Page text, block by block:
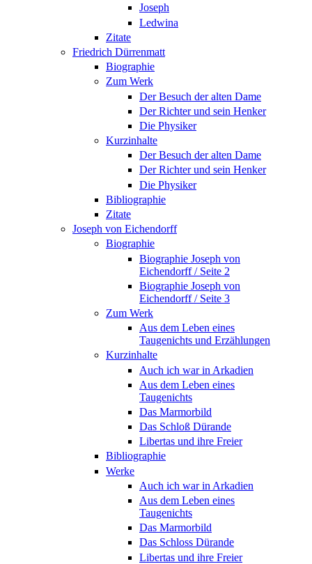
Joseph
Ledwina
Zitate
Friedrich Dürrenmatt
Biographie
Zum Werk
Der Besuch der alten Dame
Der Richter und sein Henker
Die Physiker
Kurzinhalte
Der Besuch der alten Dame
Der Richter und sein Henker
Die Physiker
Bibliographie
Zitate
Joseph von Eichendorff
Biographie
Biographie Joseph von
Eichendorff / Seite 2
Biographie Joseph von
Eichendorff / Seite 3
Zum Werk
Aus dem Leben eines
Taugenichts und Erzählungen
Kurzinhalte
Auch ich war in Arkadien
Aus dem Leben eines
Taugenichts
Das Marmorbild
Das Schloß Dürande
Libertas und ihre Freier
Bibliographie
Werke
Auch ich war in Arkadien
Aus dem Leben eines
Taugenichts
Das Marmorbild
Das Schloss Dürande
Libertas und ihre Freier